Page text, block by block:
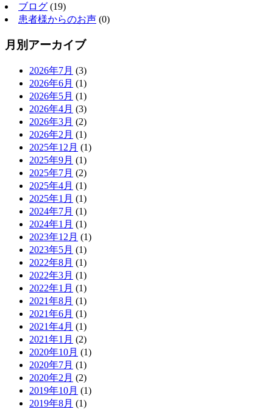
ブログ (19)
患者様からのお声 (0)
月別アーカイブ
2026年7月 (3)
2026年6月 (1)
2026年5月 (1)
2026年4月 (3)
2026年3月 (2)
2026年2月 (1)
2025年12月 (1)
2025年9月 (1)
2025年7月 (2)
2025年4月 (1)
2025年1月 (1)
2024年7月 (1)
2024年1月 (1)
2023年12月 (1)
2023年5月 (1)
2022年8月 (1)
2022年3月 (1)
2022年1月 (1)
2021年8月 (1)
2021年6月 (1)
2021年4月 (1)
2021年1月 (2)
2020年10月 (1)
2020年7月 (1)
2020年2月 (2)
2019年10月 (1)
2019年8月 (1)